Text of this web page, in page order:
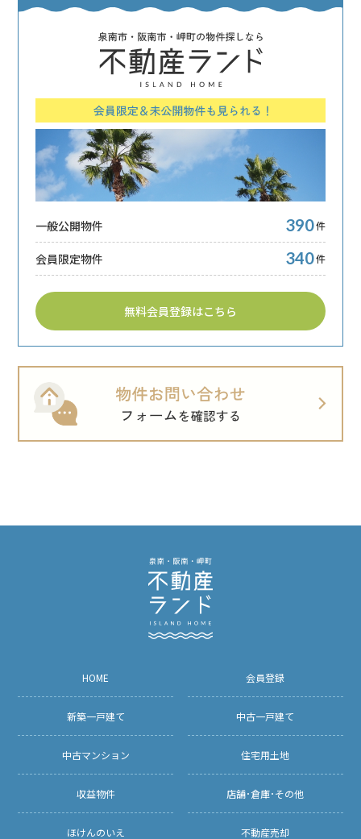
一般公開物件 390件
会員限定物件 340件
無料会員登録はこちら
HOME 会員登録
新築一戸建て 中古一戸建て
中古マンション 住宅用土地
収益物件 店舗･倉庫･その他
ほけんのいえ 不動産売却